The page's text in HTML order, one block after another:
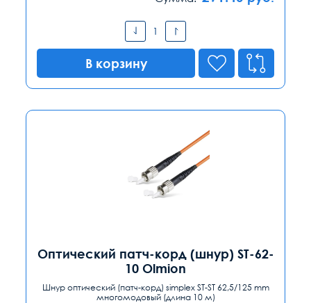
В корзину
Оптический патч-корд (шнур) ST-62-
10 Olmion
Шнур оптический (патч-корд) simplex ST-ST 62,5/125 mm
многомодовый (длина 10 м)